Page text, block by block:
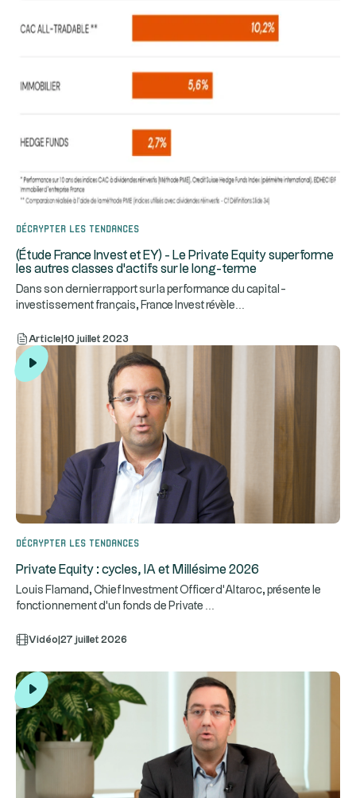
Décrypter les tendances
(Étude France Invest et EY) - Le Private Equity superforme
les autres classes d'actifs sur le long-terme
Dans son dernier rapport sur la performance du capital-
investissement français, France Invest révèle...
Article 10 juillet 2023
Décrypter les tendances
Private Equity : cycles, IA et Millésime 2026
Louis Flamand, Chief Investment Officer d'Altaroc, présente le
fonctionnement d'un fonds de Private
Vidéo 27 juillet 2026